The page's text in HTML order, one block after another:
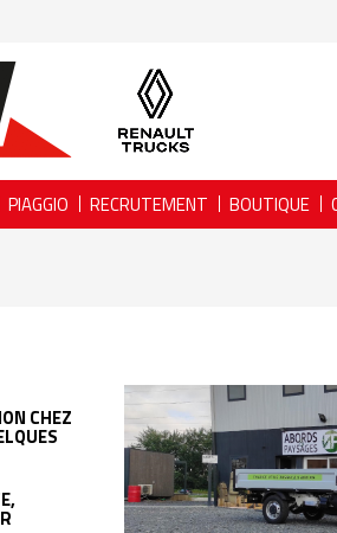
PIAGGIO RECRUTEMENT BOUTIQUE
CHEZ